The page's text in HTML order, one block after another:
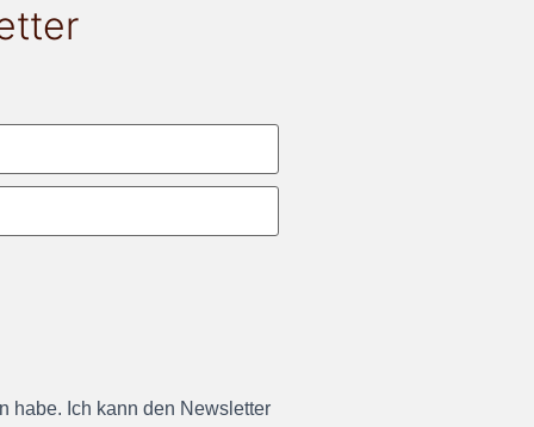
habe. Ich kann den Newsletter